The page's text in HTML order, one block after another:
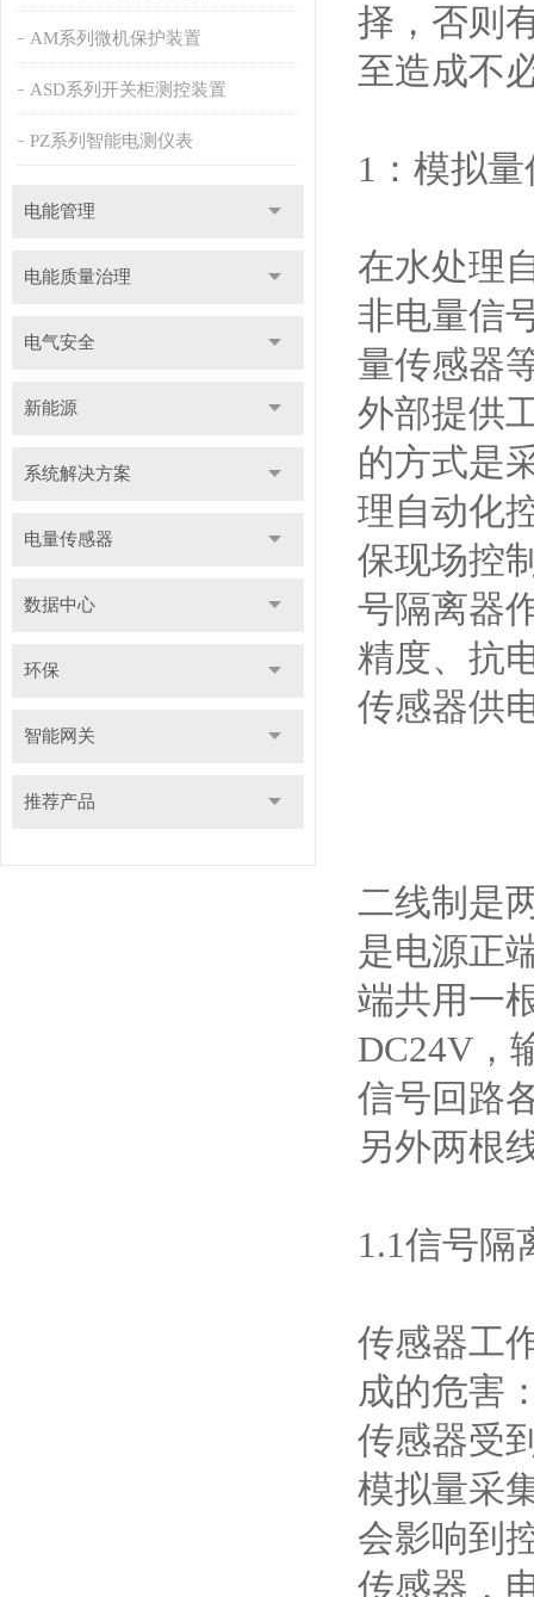
AM系列微机保护装置
ASD系列开关柜测控装置
PZ系列智能电测仪表
电能管理
电能质量治理
电气安全
新能源
系统解决方案
电量传感器
数据中心
环保
智能网关
推荐产品
择，否则
至造成不
1：模拟
在水处理
非电量信
量传感器
外部提供
的方式是
理自动化
保现场控
号隔离器
精度、抗
传感器供
二线制是
是电源正
端共用一
DC24V，
信号回路
另外两根
1.1信号隔
传感器工
成的危害
传感器受
模拟量采
会影响到
传感器，